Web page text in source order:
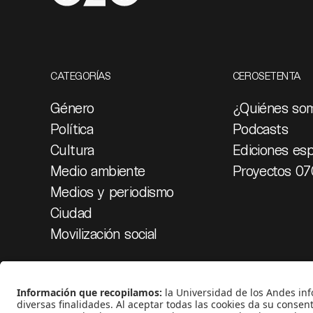
CATEGORÍAS
Género
Política
Cultura
Medio ambiente
Medios y periodismo
Ciudad
Movilización social
CEROSETENTA
¿Quiénes
Podcasts
Ediciones
Proyectos